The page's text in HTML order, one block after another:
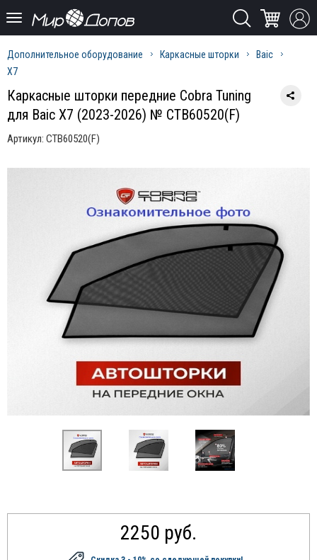
Дополнительное оборудование Каркасные шторки
Baic
X7
Каркасные шторки передние Cobra Tuning
для Baic X7 (2023-2026) № CTB60520(F)
Артикул: CTB60520(F)
2250 руб.